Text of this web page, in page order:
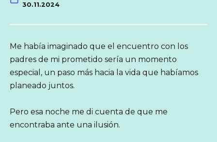
30.11.2024
Me había imaginado que el encuentro con los
padres de mi prometido sería un momento
especial, un paso más hacia la vida que habíamos
planeado juntos.
Pero esa noche me di cuenta de que me
encontraba ante una ilusión.